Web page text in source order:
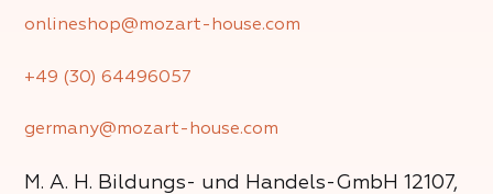
onlineshop@mozart-house.com
M. A. H. Bildungs- und Handels-GmbH 12107,
+49 (30) 64496057
germany@mozart-house.com